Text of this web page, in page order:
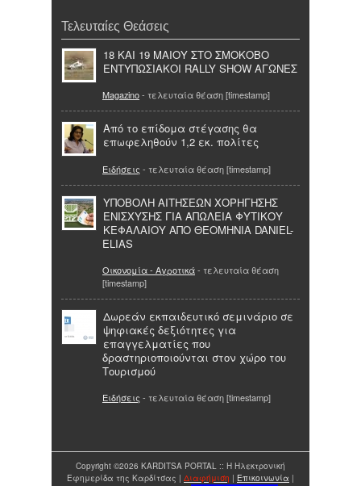
Τελευταίες Θεάσεις
18 KAI 19 ΜΑΙΟΥ ΣΤΟ ΣΜΟΚΟΒΟ
ΕΝΤΥΠΩΣΙΑΚOI RALLY SHOW ΑΓΩΝΕΣ
Magazino- τελευταία θέαση [timestamp]
Από το επίδομα στέγασης θα
επωφεληθούν 1,2 εκ. πολίτες
Ειδήσεις - τελευταία θέαση [timestamp]
ΥΠΟΒΟΛΗ ΑΙΤΗΣΕΩΝ ΧΟΡΗΓΗΣΗΣ
ΕΝΙΣΧΥΣΗΣ ΓΙΑ ΑΠΩΛΕΙΑ ΦΥΤΙΚΟΥ
ΚΕΦΑΛΑΙΟΥ ΑΠΟ ΘΕΟΜΗΝΙΑ DANIEL-
ELIAS
Οικονομία - Αγροτικά- τελευταία θέαση
[timestamp]
Δωρεάν εκπαιδευτικό σεμινάριο σε
ψηφιακές δεξιότητες για
επαγγελματίες που
δραστηριοποιούνται στον χώρο του
Τουρισμού
Ειδήσεις - τελευταία θέαση [timestamp]
Copyright ©2026 KARDITSA PORTAL :: Η Ηλεκτρονική
Εφημερίδα της Καρδίτσας | Διαφήμιση | Επικοινωνία |